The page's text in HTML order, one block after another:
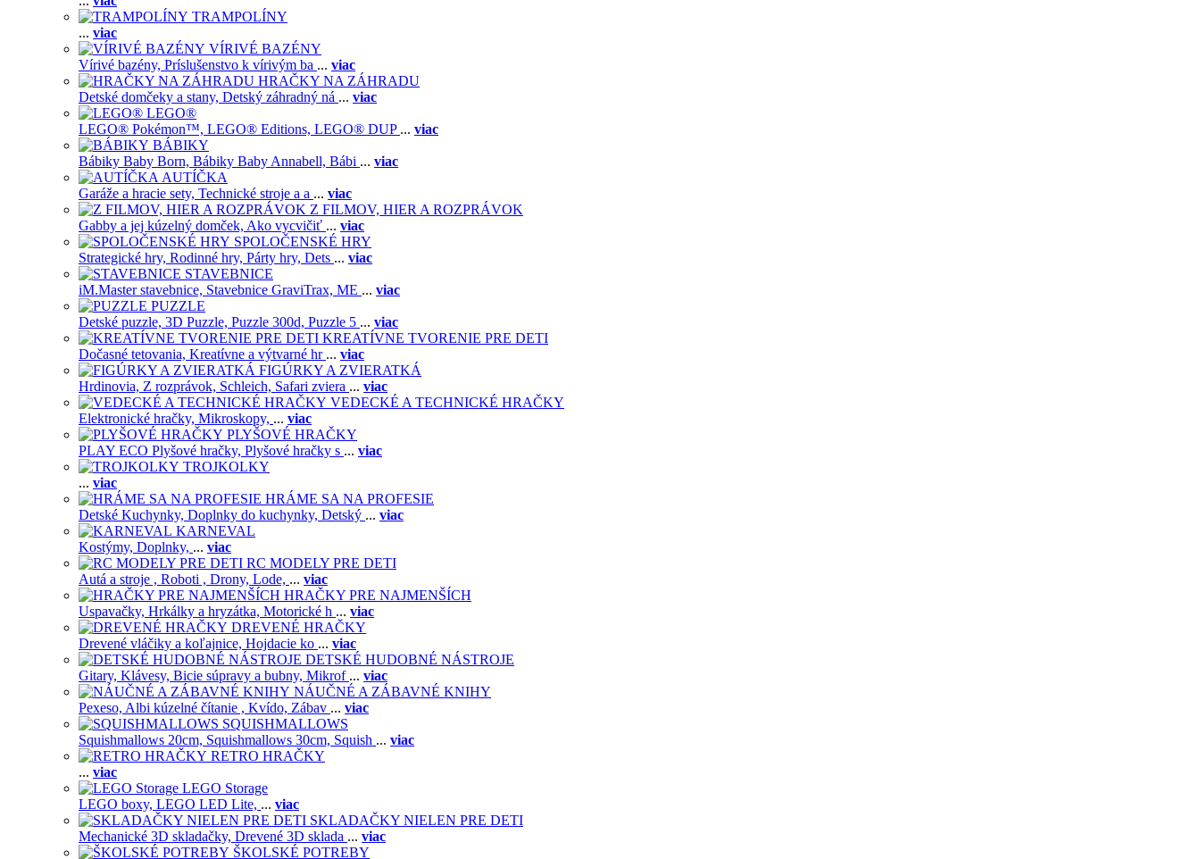
TRAMPOLÍNY
... viac
VÍRIVÉ BAZÉNY
Vírivé bazény, Príslušenstvo k vírivým ba ... viac
HRAČKY NA ZÁHRADU
Detské domčeky a stany, Detský záhradný ná ... viac
LEGO®
LEGO® Pokémon™, LEGO® Editions, LEGO® DUP ... viac
BÁBIKY
Bábiky Baby Born, Bábiky Baby Annabell, Bábi ... viac
AUTÍČKA
Garáže a hracie sety, Technické stroje a a ... viac
Z FILMOV, HIER A ROZPRÁVOK
Gabby a jej kúzelný domček, Ako vycvičiť ... viac
SPOLOČENSKÉ HRY
Strategické hry, Rodinné hry, Párty hry, Dets ... viac
STAVEBNICE
iM.Master stavebnice, Stavebnice GraviTrax, ME ... viac
PUZZLE
Detské puzzle, 3D Puzzle, Puzzle 300d, Puzzle 5 ... viac
KREATÍVNE TVORENIE PRE DETI
Dočasné tetovania, Kreatívne a výtvarné hr ... viac
FIGÚRKY A ZVIERATKÁ
Hrdinovia, Z rozprávok, Schleich, Safari zviera ... viac
VEDECKÉ A TECHNICKÉ HRAČKY
Elektronické hračky, Mikroskopy, ... viac
PLYŠOVÉ HRAČKY
PLAY ECO Plyšové hračky, Plyšové hračky s ... viac
TROJKOLKY
... viac
HRÁME SA NA PROFESIE
Detské Kuchynky, Doplnky do kuchynky, Detský ... viac
KARNEVAL
Kostýmy, Doplnky, ... viac
RC MODELY PRE DETI
Autá a stroje , Roboti , Drony, Lode, ... viac
HRAČKY PRE NAJMENŠÍCH
Uspavačky, Hrkálky a hryzátka, Motorické h ... viac
DREVENÉ HRAČKY
Drevené vláčiky a koľajnice, Hojdacie ko ... viac
DETSKÉ HUDOBNÉ NÁSTROJE
Gitary, Klávesy, Bicie súpravy a bubny, Mikrof ... viac
NÁUČNÉ A ZÁBAVNÉ KNIHY
Pexeso, Albi kúzelné čítanie , Kvído, Zábav ... viac
SQUISHMALLOWS
Squishmallows 20cm, Squishmallows 30cm, Squish ... viac
RETRO HRAČKY
... viac
LEGO Storage
LEGO boxy, LEGO LED Lite, ... viac
SKLADAČKY NIELEN PRE DETI
Mechanické 3D skladačky, Drevené 3D sklada ... viac
ŠKOLSKÉ POTREBY